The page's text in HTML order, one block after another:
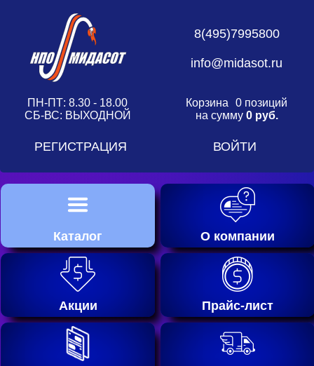
8(495)7995800
info@midasot.ru
ПН-ПТ: 8.30 - 18.00
СБ-ВС: ВЫХОДНОЙ
Корзина
0 позиций
на сумму 0 руб.
РЕГИСТРАЦИЯ ВОЙТИ
Каталог О компании
Акции Прайс-лист